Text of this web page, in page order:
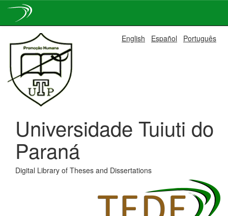
navigation
English Español Português
Universidade Tuiuti do
Paraná
Digital Library of Theses and Dissertations